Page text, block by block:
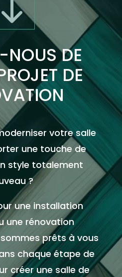
NOUS DE
DE
votre salle
une touche de
style totalement
?
une installation
une rénovation
prêts à vous
chaque étape de
créer une salle de